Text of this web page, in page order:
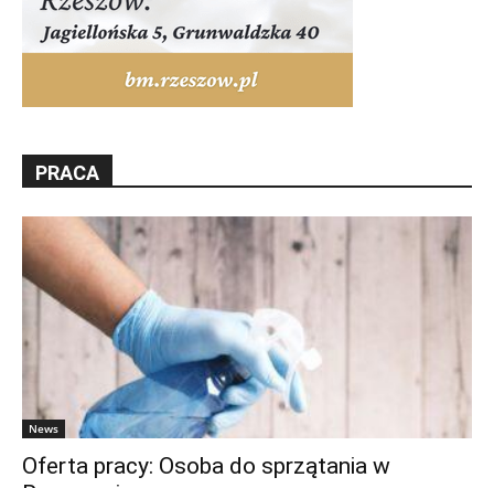
PRACA
News
Oferta pracy: Osoba do sprzątania w